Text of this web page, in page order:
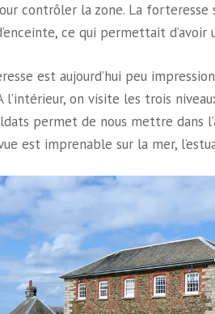
contrôler la zone. La forteresse
ce qui permettait d’avoir
est aujourd’hui peu
l’intérieur, on visite les trois
permet de nous mettre dans
est imprenable sur la mer,